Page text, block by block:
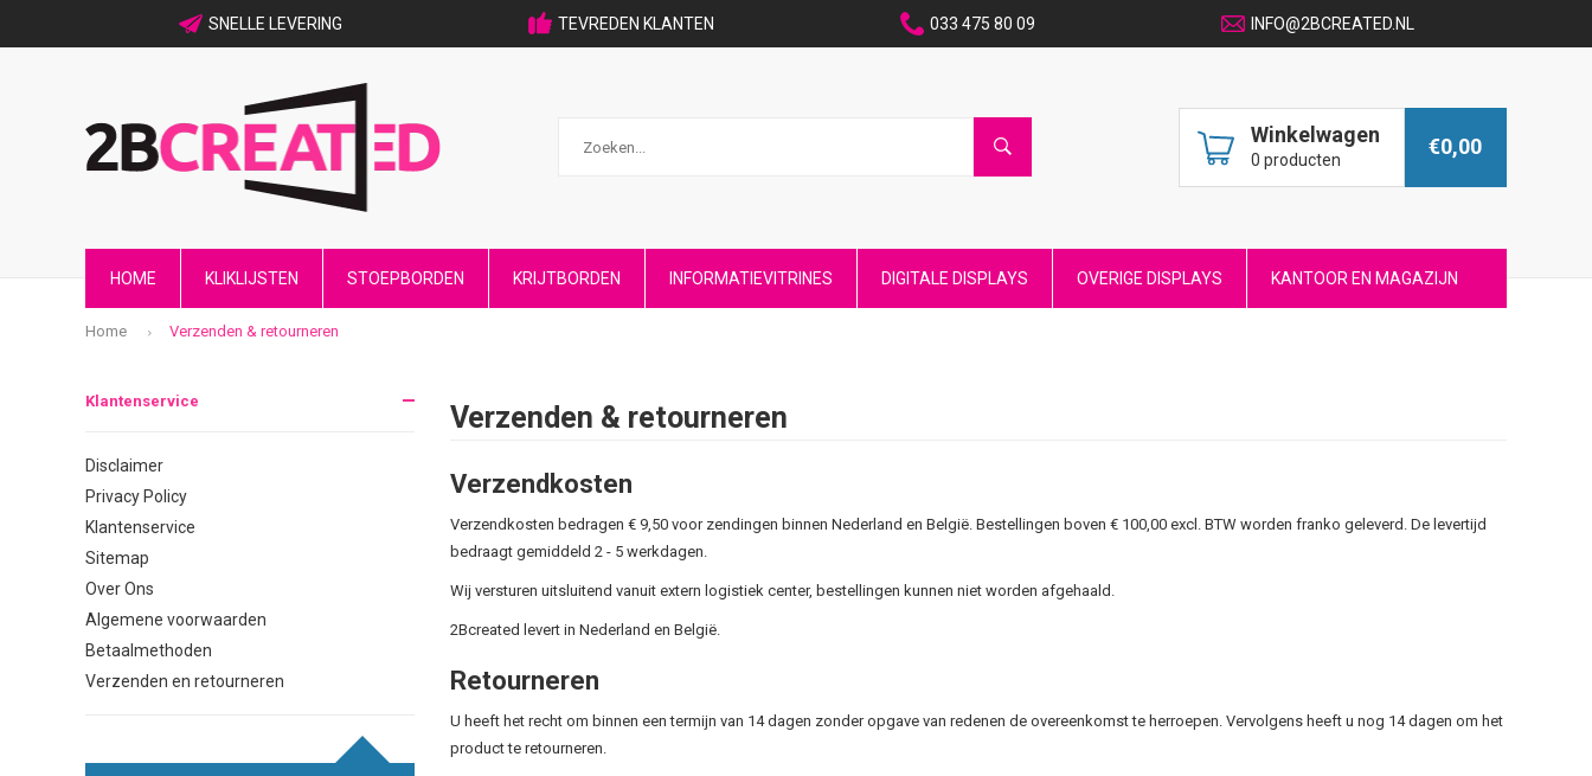
SNELLE LEVERING TEVREDEN KLANTEN 033 475 80 09 INFO@2BCREATED.NL
Winkelwagen
0 producten
€0,00
HOME KLIKLIJSTEN STOEPBORDEN KRIJTBORDEN INFORMATIEVITRINES DIGITALE DISPLAYS OVERIGE DISPLAYS KANTOOR EN MAGAZIJN
Home Verzenden & retourneren
Klantenservice
Disclaimer
Privacy Policy
Klantenservice
Sitemap
Over Ons
Algemene voorwaarden
Betaalmethoden
Verzenden en retourneren
Verzenden & retourneren
Verzendkosten
Verzendkosten bedragen € 9,50 voor zendingen binnen Nederland en België. Bestellingen boven € 100,00 excl. BTW worden franko geleverd. De levertijd
bedraagt gemiddeld 2 - 5 werkdagen.
Wij versturen uitsluitend vanuit extern logistiek center, bestellingen kunnen niet worden afgehaald.
2Bcreated levert in Nederland en België.
Retourneren
U heeft het recht om binnen een termijn van 14 dagen zonder opgave van redenen de overeenkomst te herroepen. Vervolgens heeft u nog 14 dagen om het
product te retourneren.